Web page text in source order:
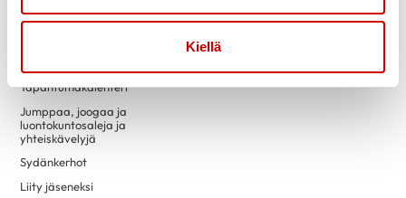
Kiellä
Toimintaa
Tapahtumakalenteri
Jumppaa, joogaa ja
luontokuntosaleja ja
yhteiskävelyjä
Sydänkerhot
Liity jäseneksi
Yhteystiedot